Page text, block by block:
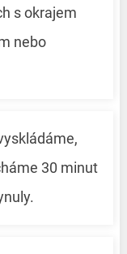
s okrajem
nebo
30 minut